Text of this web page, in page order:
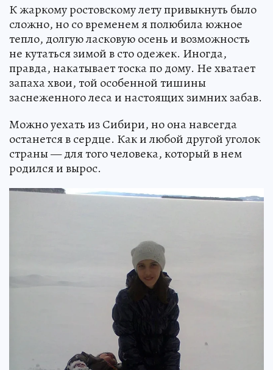
К жаркому ростовскому лету привыкнуть было
сложно, но со временем я полюбила южное
тепло, долгую ласковую осень и возможность
не кутаться зимой в сто одежек. Иногда,
правда, накатывает тоска по дому. Не хватает
запаха хвои, той особенной тишины
заснеженного леса и настоящих зимних забав.
Можно уехать из Сибири, но она навсегда
останется в сердце. Как и любой другой уголок
страны — для того человека, который в нем
родился и вырос.